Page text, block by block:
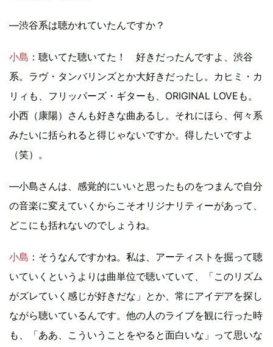
―渋谷系は聴かれていたんですか？
小島 ：聴いてた聴いてた！ 好きだったんですよ、渋谷
系。ラヴ・タンバリンズとか大好きだったし。カヒミ・カ
リィも、フリッパーズ・ギターも、ORIGINAL LOVEも。
小西（康陽）さんも好きな曲あるし。それにほら、何々系
みたいに括られると得じゃないですか。得したいですよ
（笑）。
―小島さんは、感覚的にいいと思ったものをつまんで自分
の音楽に変えていくからこそオリジナリティーがあって、
どこにも括れないのでしょうね。
小島 ：そうなんですかね。私は、アーティストを掘って聴
いていくというよりは曲単位で聴いていて、「このリズム
がズレていく感じが好きだな」とか、常にアイデアを探し
ながら聴いているんです。他の人のライブを観に行った時
も、「ああ、こういうことをやると面白いな」って思いな